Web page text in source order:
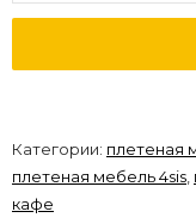
Категории: плетеная
плетеная мебель 4sis,
кафе